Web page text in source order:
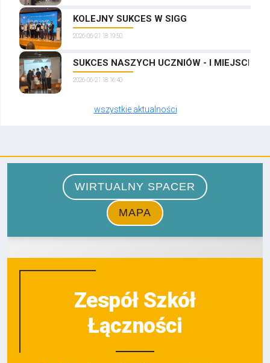
KOLEJNY SUKCES W SIGG
2026-06-21 18:19:50
SUKCES NASZYCH UCZNIÓW - I MIEJSCE W
2026-06-21 18:16:40
wszystkie aktualności
Zespół Szkół
Łączności